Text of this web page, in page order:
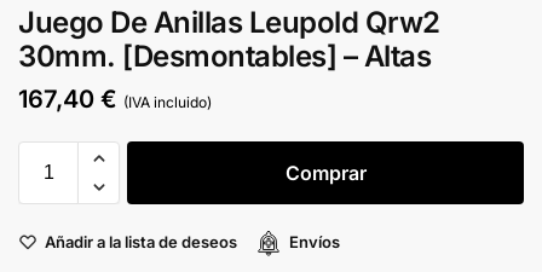
Juego De Anillas Leupold Qrw2
30mm. [Desmontables] – Altas
167,40 € (IVA incluido)
Comprar
Añadir a la lista de deseos Envíos